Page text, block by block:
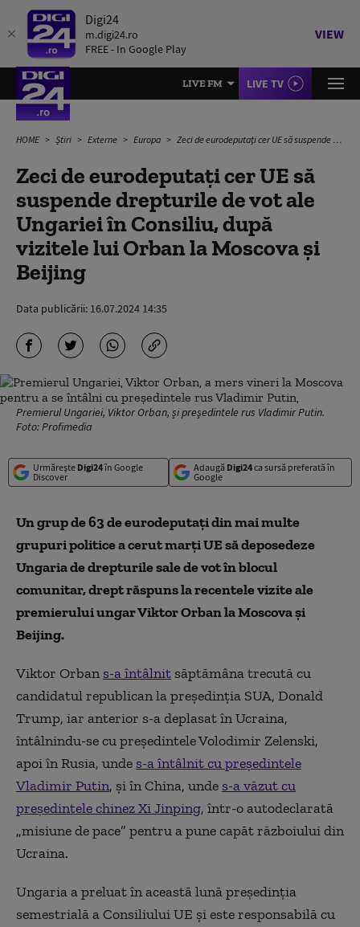
Digi24
m.digi24.ro
FREE - In Google Play
VIEW
LIVE FM LIVE TV
HOME Știri Externe Europa Zeci de eurodeputaţi cer UE să suspende drepturile de vot ale Ungariei în Consiliu, după vizitele lui Orban la Moscova și Beijing
Zeci de eurodeputaţi cer UE să
suspende drepturile de vot ale
Ungariei în Consiliu, după
vizitele lui Orban la Moscova și
Beijing
Data publicării: 16.07.2024 14:35
Premierul Ungariei, Viktor Orban, și preşedintele rus Vladimir Putin.
Foto: Profimedia
Urmărește Digi24în Google
Discover
Adaugă Digi24ca sursă preferată în
Google
Un grup de 63 de eurodeputaţi din mai multe
grupuri politice a cerut marţi UE să deposedeze
Ungaria de drepturile sale de vot în blocul
comunitar, drept răspuns la recentele vizite ale
premierului ungar Viktor Orban la Moscova şi
Beijing.
Viktor Orban s-a întâlnit săptămâna trecută cu
candidatul republican la preşedinţia SUA, Donald
Trump, iar anterior s-a deplasat în Ucraina,
întâlnindu-se cu preşedintele Volodimir Zelenski,
apoi în Rusia, unde s-a întâlnit cu preşedintele
Vladimir Putin, şi în China, unde s-a văzut cu
preşedintele chinez Xi Jinping, într-o autodeclarată
„misiune de pace” pentru a pune capăt războiului din
Ucraina.
Ungaria a preluat în această lună preşedinţia
semestrială a Consiliului UE şi este responsabilă cu